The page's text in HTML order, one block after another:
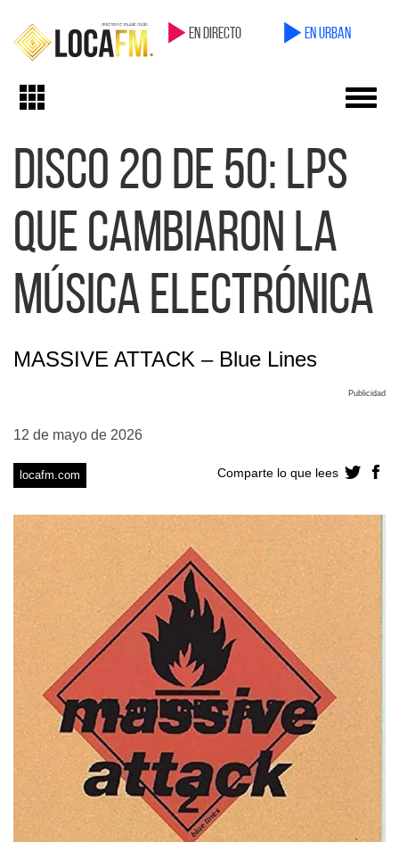
en directo en Urban
Toggle
Disco 20 de 50: LPs
que cambiaron la
Música Electrónica
MASSIVE ATTACK – Blue Lines
Publicidad
12 de mayo de 2026
locafm.com Comparte lo que lees